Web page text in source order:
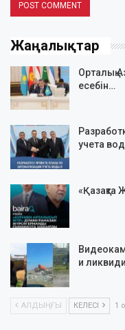
Жаңалықтар
Орталық
есебін…
учета
«Қазақта
и
АЛДЫҢҒЫ КЕЛЕСІ 1